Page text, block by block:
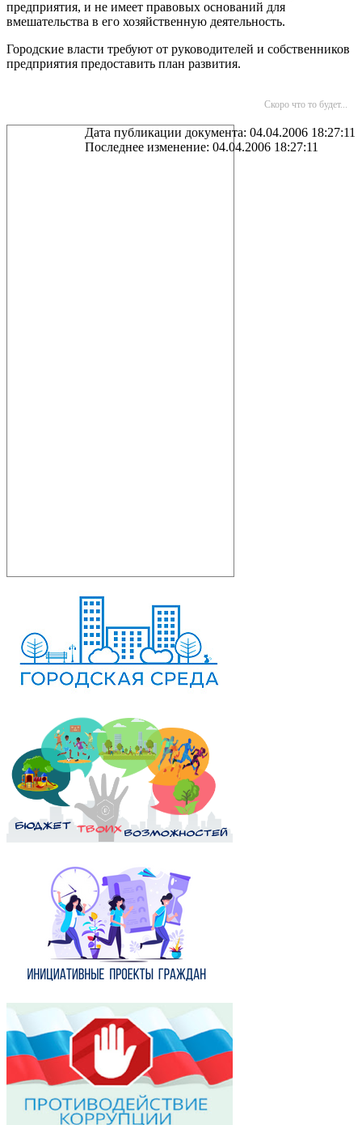
предприятия, и не имеет правовых оснований для
вмешательства в его хозяйственную деятельность.
Городские власти требуют от руководителей и собственников
предприятия предоставить план развития.
Скоро что то будет...
Дата публикации документа: 04.04.2006 18:27:11
Последнее изменение: 04.04.2006 18:27:11